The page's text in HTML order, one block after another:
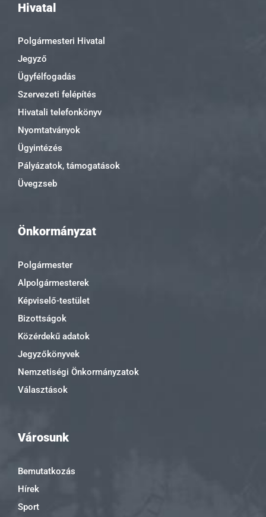
Hivatal
Polgármesteri Hivatal
Jegyző
Ügyfélfogadás
Szervezeti felépítés
Hivatali telefonkönyv
Nyomtatványok
Ügyintézés
Pályázatok, támogatások
Üvegzseb
Önkormányzat
Polgármester
Alpolgármesterek
Képviselő-testület
Bizottságok
Közérdekű adatok
Jegyzőkönyvek
Nemzetiségi Önkormányzatok
Választások
Városunk
Bemutatkozás
Hírek
Sport